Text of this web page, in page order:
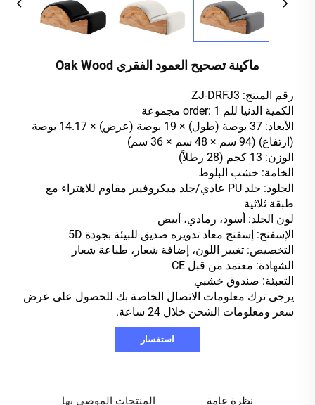
ماكينة تصحيح العمود الفقري Oak Wood
رقم المنتج: ZJ-DRFJ3
الكمية الدنيا للم order: 1 مجموعة
الأبعاد: 37 بوصة (طول) × 19 بوصة (عرض) × 14.17 بوصة
(ارتفاع) (94 سم × 48 سم × 36 سم)
الوزن: 13 كجم (28 رطلاً)
الخامة: خشب البلوط
الجلود: جلد PU عادي/جلد ميكروفيبر مقاوم للاهتراء مع
طبقة ثلاثية
لون الجلد: أسود، رمادي، أبيض
الإسفنج: إسفنج معاد تدويره صديق للبيئة بجودة 5D
التخصيص: تغيير اللون، إضافة شعار، طباعة شعار
الشهادة: معتمد من قبل CE
التعبئة: صندوق خشبي
يرجى ترك معلومات الاتصال الخاصة بك للحصول على عرض
سعر ومعلومات الشحن خلال 24 ساعة.
استفسار
نظرة عامة المنتجات الموصى بها